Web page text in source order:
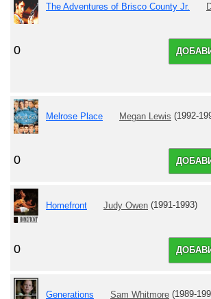
The Adventures of Brisco County Jr.
0
Melrose Place Megan Lewis (1992-
0
Homefront Judy Owen (1991-1993)
0
Generations Sam Whitmore (1989-